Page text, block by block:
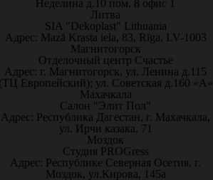
Неделина д.10 пом. 8 офис 1
Литва
SIA "Dekoplast" Lithuania
Адрес: Mazā Krasta iela, 83, Rīga, LV-1003
Магнитогорск
Отделочный центр Счастье
Адрес: г. Магнитогорск, ул. Ленина д.115
Европейский); ул. Советская д.160 «А»
Махачкала
Салон "Элит Пол"
Адрес: Республика Дагестан, г. Махачкала,
ул. Ирчи казака, 71
Моздок
Студия PROGress
Адрес: Республике Северная Осетия, г.
Моздок, ул.Кирова, 145а